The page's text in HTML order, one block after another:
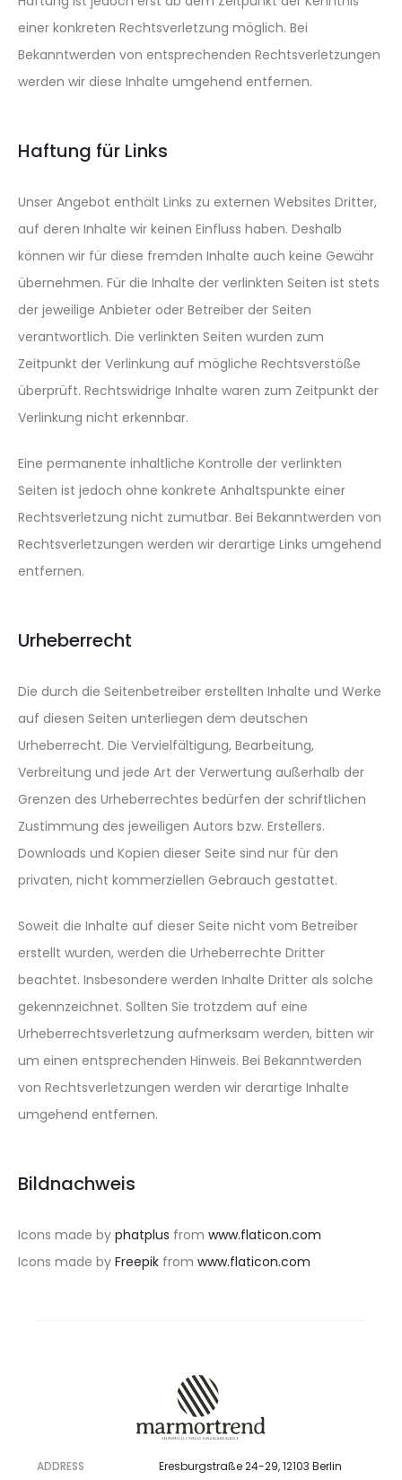
einer konkreten Rechtsverletzung möglich. Bei
Bekanntwerden von entsprechenden Rechtsverletzungen
werden wir diese Inhalte umgehend entfernen.
Haftung für Links
Unser Angebot enthält Links zu externen Websites Dritter,
auf deren Inhalte wir keinen Einfluss haben. Deshalb
können wir für diese fremden Inhalte auch keine Gewähr
übernehmen. Für die Inhalte der verlinkten Seiten ist stets
der jeweilige Anbieter oder Betreiber der Seiten
verantwortlich. Die verlinkten Seiten wurden zum
Zeitpunkt der Verlinkung auf mögliche Rechtsverstöße
überprüft. Rechtswidrige Inhalte waren zum Zeitpunkt der
Verlinkung nicht erkennbar.
Eine permanente inhaltliche Kontrolle der verlinkten
Seiten ist jedoch ohne konkrete Anhaltspunkte einer
Rechtsverletzung nicht zumutbar. Bei Bekanntwerden von
Rechtsverletzungen werden wir derartige Links umgehend
entfernen.
Urheberrecht
Die durch die Seitenbetreiber erstellten Inhalte und Werke
auf diesen Seiten unterliegen dem deutschen
Urheberrecht. Die Vervielfältigung, Bearbeitung,
Verbreitung und jede Art der Verwertung außerhalb der
Grenzen des Urheberrechtes bedürfen der schriftlichen
Zustimmung des jeweiligen Autors bzw. Erstellers.
Downloads und Kopien dieser Seite sind nur für den
privaten, nicht kommerziellen Gebrauch gestattet.
Soweit die Inhalte auf dieser Seite nicht vom Betreiber
erstellt wurden, werden die Urheberrechte Dritter
beachtet. Insbesondere werden Inhalte Dritter als solche
gekennzeichnet. Sollten Sie trotzdem auf eine
Urheberrechtsverletzung aufmerksam werden, bitten wir
um einen entsprechenden Hinweis. Bei Bekanntwerden
von Rechtsverletzungen werden wir derartige Inhalte
umgehend entfernen.
Bildnachweis
Icons made by phatplus from www.flaticon.com
Icons made by Freepik from www.flaticon.com
ADDRESS
Eresburgstraße 24-29, 12103 Berlin